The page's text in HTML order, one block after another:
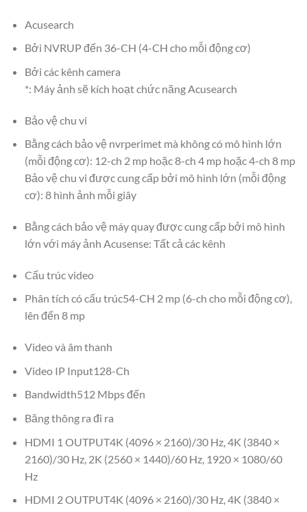
Acusearch
Bởi NVRUP đến 36-CH (4-CH cho mỗi động cơ)
Bởi các kênh camera
*: Máy ảnh sẽ kích hoạt chức năng Acusearch
Bảo vệ chu vi
Bằng cách bảo vệ nvrperimet mà không có mô hình lớn
(mỗi động cơ): 12-ch 2 mp hoặc 8-ch 4 mp hoặc 4-ch 8 mp
Bảo vệ chu vi được cung cấp bởi mô hình lớn (mỗi động
cơ): 8 hình ảnh mỗi giây
Bằng cách bảo vệ máy quay được cung cấp bởi mô hình
lớn với máy ảnh Acusense: Tất cả các kênh
Cấu trúc video
Phân tích có cấu trúc54-CH 2 mp (6-ch cho mỗi động cơ),
lên đến 8 mp
Video và âm thanh
Video IP Input128-Ch
Bandwidth512 Mbps đến
Băng thông ra đi ra
HDMI 1 OUTPUT4K (4096 × 2160)/30 Hz, 4K (3840 ×
2160)/30 Hz, 2K (2560 × 1440)/60 Hz, 1920 × 1080/60
Hz
HDMI 2 OUTPUT4K (4096 × 2160)/30 Hz, 4K (3840 ×